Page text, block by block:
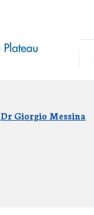
Dr Giorgio Messina